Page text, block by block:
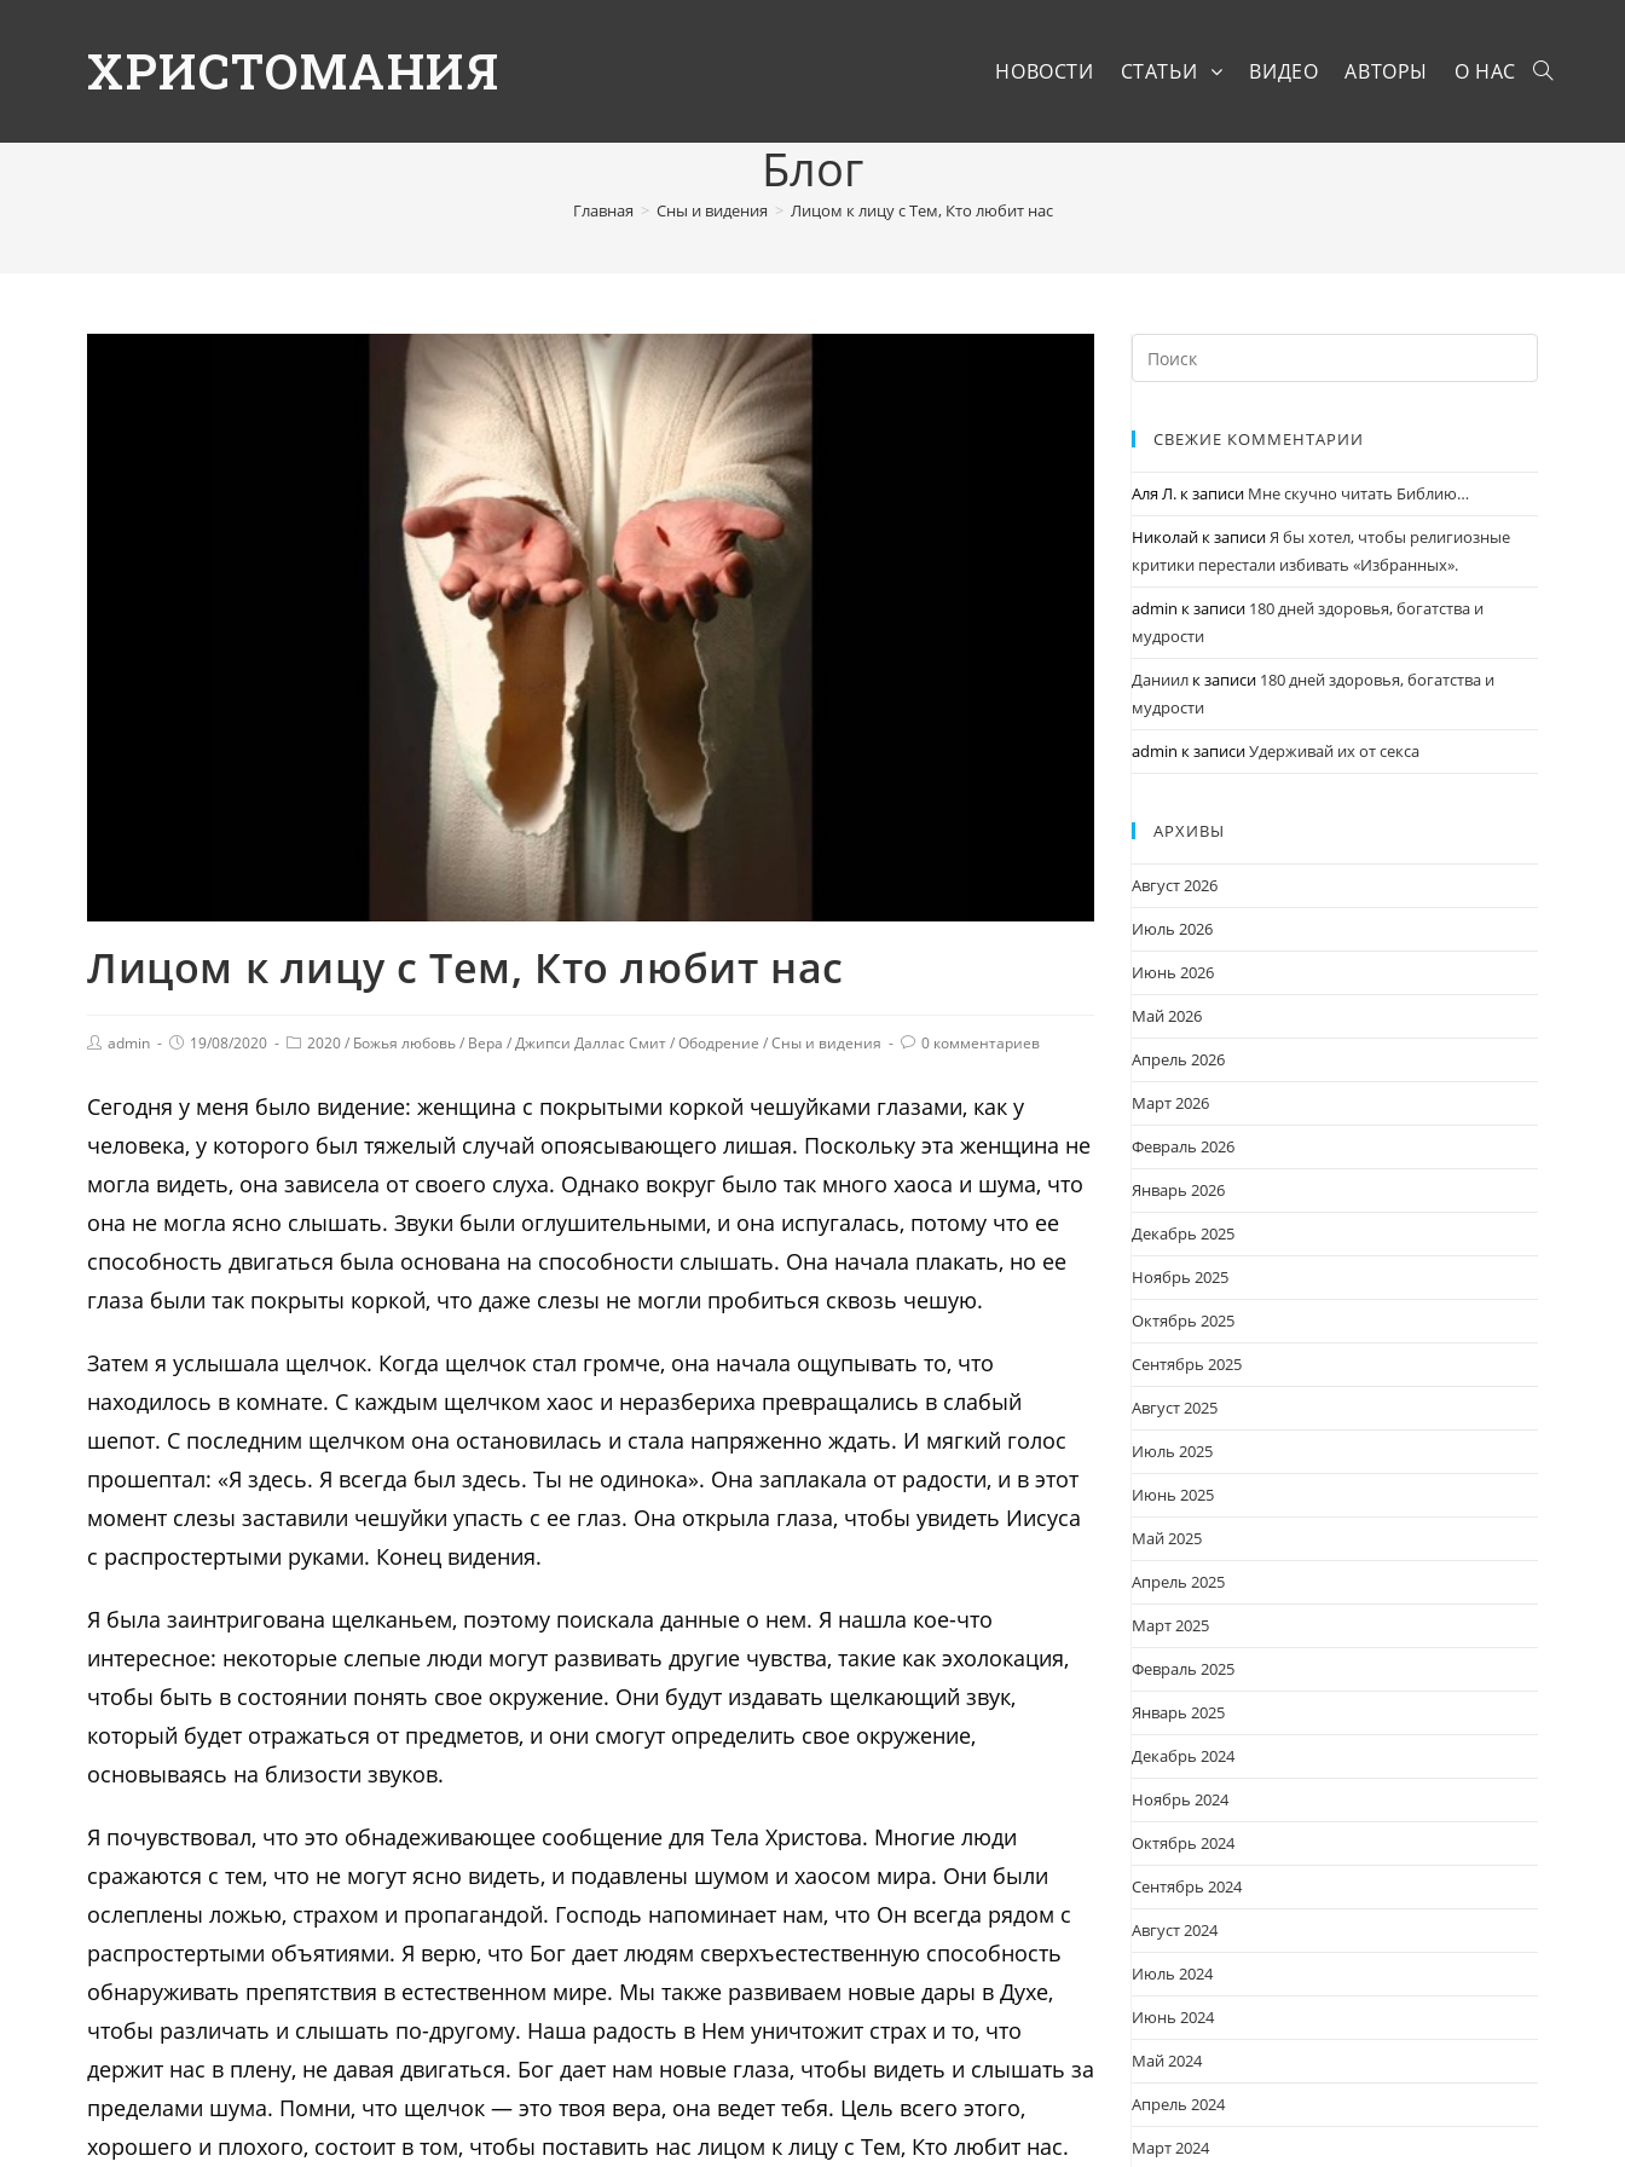
ХРИСТОМАНИЯ НОВОСТИ СТАТЬИ ВИДЕО АВТОРЫ О НАС
Блог
Главная > Сны и видения > Лицом к лицу с Тем, Кто любит нас
Лицом к лицу с Тем, Кто любит нас
admin 19/08/2020 2020/ Божья любовь/ Вера /Джипси Даллас Смит/Ободрение /Сны и видения 0 комментариев
Сегодня у меня было видение: женщина с покрытыми коркой чешуйками глазами, как у
человека, у которого был тяжелый случай опоясывающего лишая. Поскольку эта женщина не
могла видеть, она зависела от своего слуха. Однако вокруг было так много хаоса и шума, что
она не могла ясно слышать. Звуки были оглушительными, и она испугалась, потому что ее
способность двигаться была основана на способности слышать. Она начала плакать, но ее
глаза были так покрыты коркой, что даже слезы не могли пробиться сквозь чешую.
Затем я услышала щелчок. Когда щелчок стал громче, она начала ощупывать то, что
находилось в комнате. С каждым щелчком хаос и неразбериха превращались в слабый
шепот. С последним щелчком она остановилась и стала напряженно ждать. И мягкий голос
прошептал: «Я здесь. Я всегда был здесь. Ты не одинока». Она заплакала от радости, и в этот
момент слезы заставили чешуйки упасть с ее глаз. Она открыла глаза, чтобы увидеть Иисуса
с распростертыми руками. Конец видения.
Я была заинтригована щелканьем, поэтому поискала данные о нем. Я нашла кое-что
интересное: некоторые слепые люди могут развивать другие чувства, такие как эхолокация,
чтобы быть в состоянии понять свое окружение. Они будут издавать щелкающий звук,
который будет отражаться от предметов, и они смогут определить свое окружение,
основываясь на близости звуков.
Я почувствовал, что это обнадеживающее сообщение для Тела Христова. Многие люди
сражаются с тем, что не могут ясно видеть, и подавлены шумом и хаосом мира. Они были
ослеплены ложью, страхом и пропагандой. Господь напоминает нам, что Он всегда рядом с
распростертыми объятиями. Я верю, что Бог дает людям сверхъестественную способность
обнаруживать препятствия в естественном мире. Мы также развиваем новые дары в Духе,
чтобы различать и слышать по-другому. Наша радость в Нем уничтожит страх и то, что
держит нас в плену, не давая двигаться. Бог дает нам новые глаза, чтобы видеть и слышать за
пределами шума. Помни, что щелчок — это твоя вера, она ведет тебя. Цель всего этого,
хорошего и плохого, состоит в том, чтобы поставить нас лицом к лицу с Тем, Кто любит нас.
СВЕЖИЕ КОММЕНТАРИИ
Аля Л. к записи Мне скучно читать Библию…
Николай к записиЯ бы хотел, чтобы религиозные
критики перестали избивать «Избранных».
admin к записи 180 дней здоровья, богатства и
мудрости
Даниил к записи 180 дней здоровья, богатства и
мудрости
admin к записиУдерживай их от секса
АРХИВЫ
Август 2026
Июль 2026
Июнь 2026
Май 2026
Апрель 2026
Март 2026
Февраль 2026
Январь 2026
Декабрь 2025
Ноябрь 2025
Октябрь 2025
Сентябрь 2025
Август 2025
Июль 2025
Июнь 2025
Май 2025
Апрель 2025
Март 2025
Февраль 2025
Январь 2025
Декабрь 2024
Ноябрь 2024
Октябрь 2024
Сентябрь 2024
Август 2024
Июль 2024
Июнь 2024
Май 2024
Апрель 2024
Март 2024